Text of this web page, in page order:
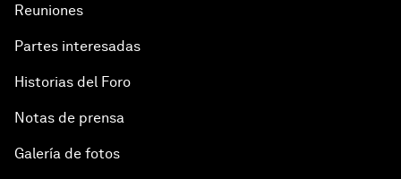
Reuniones
Partes interesadas
Historias del Foro
Notas de prensa
Galería de fotos